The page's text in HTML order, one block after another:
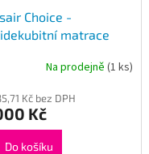
Choice -
matrace
Na prodejně(1 ks)
Kč bez DPH
Kč
Do košíku